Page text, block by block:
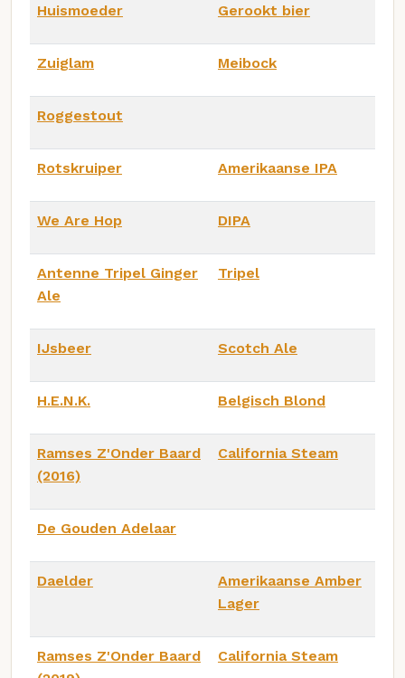
Huismoeder Gerookt bier
Zuiglam Meibock
Roggestout
Rotskruiper Amerikaanse IPA
We Are Hop DIPA
Antenne Tripel Ginger
Ale
Tripel
IJsbeer Scotch Ale
H.E.N.K. Belgisch Blond
Ramses Z'Onder Baard
(2016)
California Steam
De Gouden Adelaar
Daelder
Amerikaanse Amber
Lager
Ramses Z'Onder Baard
California Steam